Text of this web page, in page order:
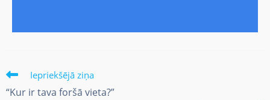
Iepriekšējā ziņa
“Kur ir tava foršā vieta?”